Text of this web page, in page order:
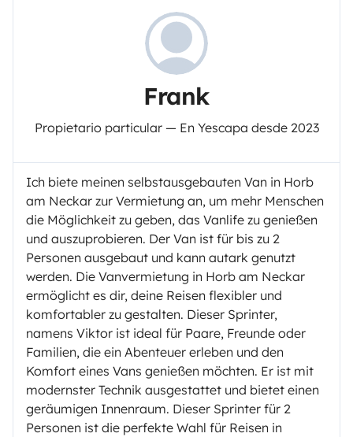
Frank
Propietario particular — En Yescapa desde 2023
Ich biete meinen selbstausgebauten Van in Horb
am Neckar zur Vermietung an, um mehr Menschen
die Möglichkeit zu geben, das Vanlife zu genießen
und auszuprobieren. Der Van ist für bis zu 2
Personen ausgebaut und kann autark genutzt
werden. Die Vanvermietung in Horb am Neckar
ermöglicht es dir, deine Reisen flexibler und
komfortabler zu gestalten. Dieser Sprinter,
namens Viktor ist ideal für Paare, Freunde oder
Familien, die ein Abenteuer erleben und den
Komfort eines Vans genießen möchten. Er ist mit
modernster Technik ausgestattet und bietet einen
geräumigen Innenraum. Dieser Sprinter für 2
Personen ist die perfekte Wahl für Reisen in